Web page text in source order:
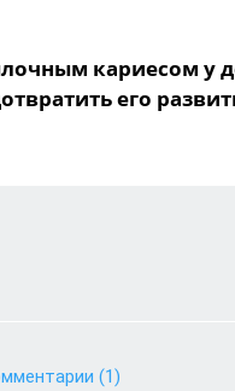
кариесом у
его
(1)